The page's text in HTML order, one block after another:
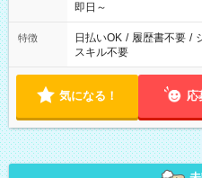
即日～
特徴 日払いOK / 履歴書不要 /
スキル不要
気になる！ 応